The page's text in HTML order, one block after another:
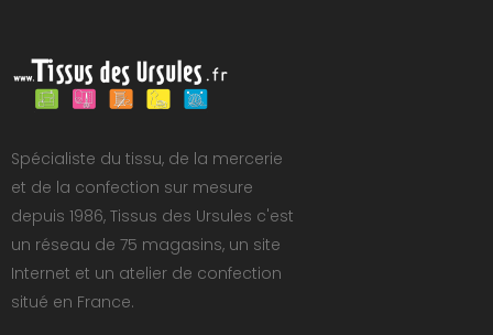
Spécialiste du tissu, de la mercerie
et de la confection sur mesure
depuis 1986, Tissus des Ursules c'est
un réseau de 75 magasins, un site
Internet et un atelier de confection
situé en France.